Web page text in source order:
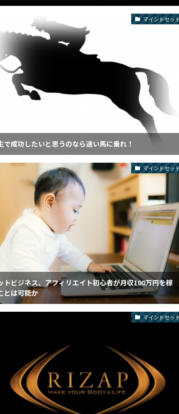
マインドセッ
で成功したいと思うのなら速い馬に乗れ！
マインドセッ
トビジネス、アフィリエイト初心者が月収100万円を稼
とは可能か
マインドセッ